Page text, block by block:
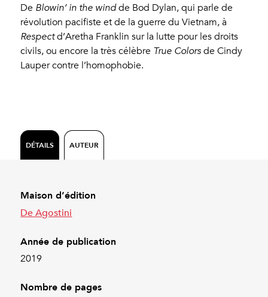
De Blowin’ in the windde Bod Dylan, qui parle de
révolution pacifiste et de la guerre du Vietnam, à
Respectd’Aretha Franklin sur la lutte pour les droits
civils, ou encore la très célèbre True Colorsde Cindy
Lauper contre l’homophobie.
DÉTAILS AUTEUR
Maison d’édition
De Agostini
Année de publication
2019
Nombre de pages